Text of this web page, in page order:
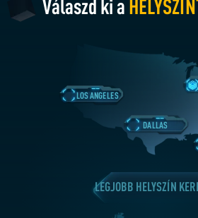
Válaszd ki a
LOS ANGELES
DALLAS
LEGJOBB HELYSZÍN